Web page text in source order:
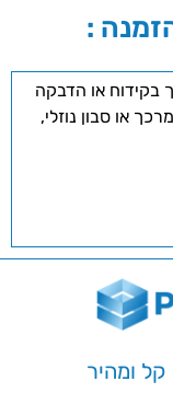
:
בקידוח או הדבקה
או סבון נוזלי,
ומהיר